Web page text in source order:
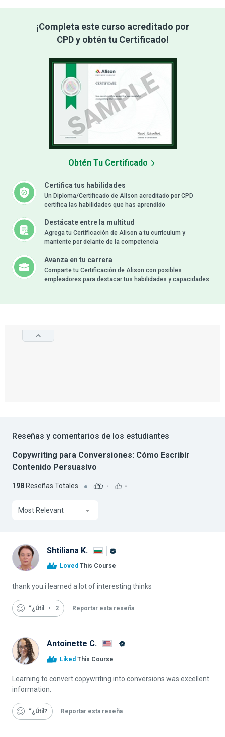
¡Completa este curso acreditado por
CPD y obtén tu Certificado!
Certifica tus habilidades
Un Diploma/Certificado de Alison acreditado por CPD
certifica las habilidades que has aprendido
Destácate entre la multitud
Agrega tu Certificación de Alison a tu currículum y
mantente por delante de la competencia
Avanza en tu carrera
Comparte tu Certificación de Alison con posibles
empleadores para destacar tus habilidades y capacidades
Obtén Tu Certificado
Reseñas y comentarios de los estudiantes
Copywriting para Conversiones: Cómo Escribir
Contenido Persuasivo
198 Reseñas Totales - -
Most Relevant
Shtiliana K.
Alison
Loved This Course
thank you.i learned a lot of interesting thinks
“¿Útil 2 Reportar esta reseña
Antoinette C.
Alison
Liked This Course
Learning to convert copywriting into conversions was excellent
information.
“¿Útil Reportar esta reseña